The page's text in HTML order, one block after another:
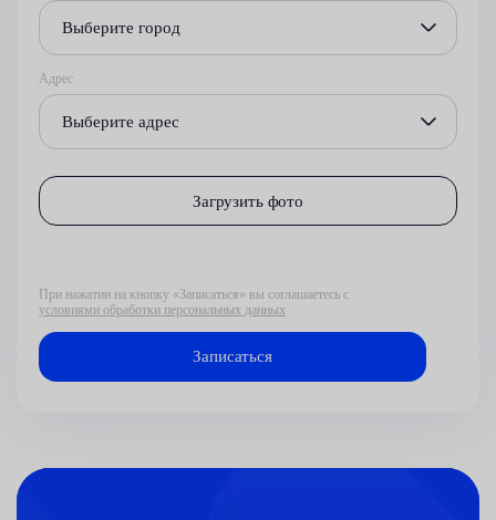
Выберите город
Адрес
Выберите адрес
Загрузить фото
При нажатии на кнопку «Записаться» вы соглашаетесь с
условиями обработки персональных данных